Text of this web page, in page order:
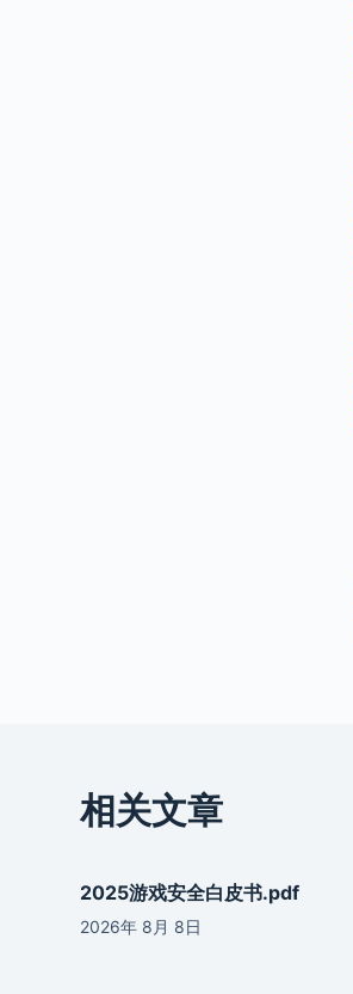
相关文章
2025游戏安全白皮书.pdf
2026年 8月 8日